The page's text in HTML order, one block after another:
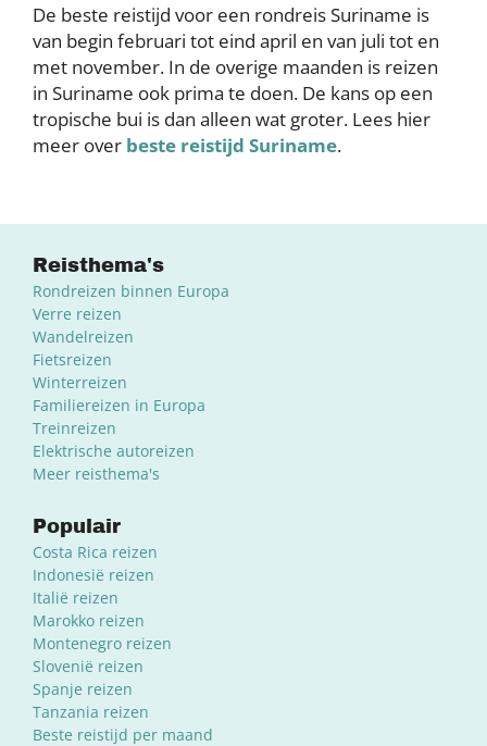
De beste reistijd voor een rondreis Suriname is
van begin februari tot eind april en van juli tot en
met november. In de overige maanden is reizen
in Suriname ook prima te doen. De kans op een
tropische bui is dan alleen wat groter. Lees hier
meer over beste reistijd Suriname.
Reisthema's
Rondreizen binnen Europa
Verre reizen
Wandelreizen
Fietsreizen
Winterreizen
Familiereizen in Europa
Treinreizen
Elektrische autoreizen
Meer reisthema's
Populair
Costa Rica reizen
Indonesië reizen
Italië reizen
Marokko reizen
Montenegro reizen
Slovenië reizen
Spanje reizen
Tanzania reizen
Beste reistijd per maand